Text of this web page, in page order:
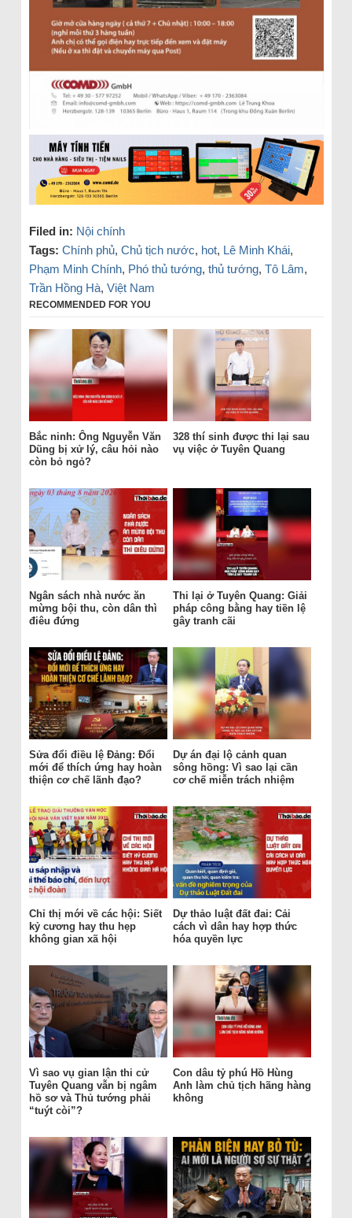
Filed in: Nội chính
Tags: Chính phủ, Chủ tịch nước, hot, Lê Minh Khái,
Phạm Minh Chính, Phó thủ tướng, thủ tướng, Tô Lâm,
Trần Hồng Hà, Việt Nam
RECOMMENDED FOR YOU
Bắc ninh: Ông Nguyễn Văn
Dũng bị xử lý, câu hỏi nào
còn bỏ ngỏ?
328 thí sinh được thi lại sau
vụ việc ở Tuyên Quang
Ngân sách nhà nước ăn
mừng bội thu, còn dân thì
điêu đứng
Thi lại ở Tuyên Quang: Giải
pháp công bằng hay tiền lệ
gây tranh cãi
Sửa đổi điều lệ Đảng: Đổi
mới để thích ứng hay hoàn
thiện cơ chế lãnh đạo?
Dự án đại lộ cảnh quan
sông hồng: Vì sao lại cần
cơ chế miễn trách nhiệm
Chỉ thị mới về các hội: Siết
kỷ cương hay thu hẹp
không gian xã hội
Dự thảo luật đất đai: Cải
cách vì dân hay hợp thức
hóa quyền lực
Vì sao vụ gian lận thi cử
Tuyên Quang vẫn bị ngâm
hồ sơ và Thủ tướng phải
“tuýt còi”?
Con dâu tỷ phú Hồ Hùng
Anh làm chủ tịch hãng hàng
không